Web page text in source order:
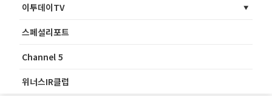
이투데이TV
스페셜리포트
Channel 5
위너스IR클럽